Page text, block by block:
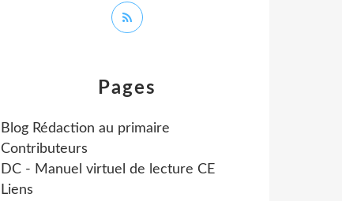
Pages
Blog Rédaction au primaire
Contributeurs
DC - Manuel virtuel de lecture CE
Liens